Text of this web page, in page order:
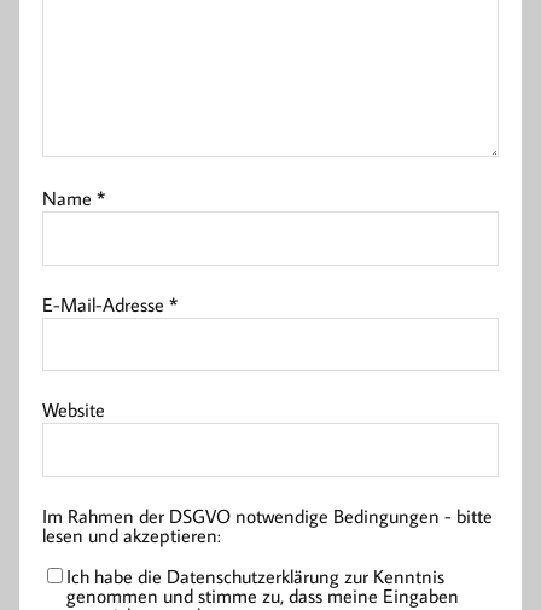
Name*
E-Mail-Adresse*
Website
Im Rahmen der DSGVO notwendige Bedingungen - bitte
lesen und akzeptieren:
Ich habe die Datenschutzerklärung zur Kenntnis
genommen und stimme zu, dass meine Eingaben